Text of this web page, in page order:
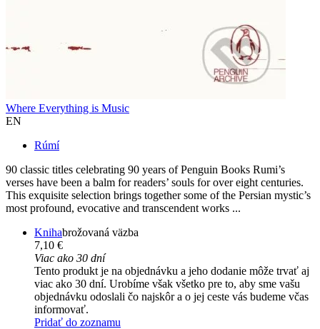
Where Everything is Music
EN
Rúmí
90 classic titles celebrating 90 years of Penguin Books Rumi’s
verses have been a balm for readers’ souls for over eight centuries.
This exquisite selection brings together some of the Persian mystic’s
most profound, evocative and transcendent works ...
Knihabrožovaná väzba
7,10 €
Viac ako 30 dní
Tento produkt je na objednávku a jeho dodanie môže trvať aj
viac ako 30 dní. Urobíme však všetko pre to, aby sme vašu
objednávku odoslali čo najskôr a o jej ceste vás budeme včas
informovať.
Pridať do zoznamu